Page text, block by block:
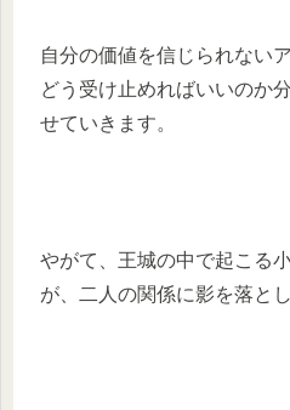
自分の価値を信じられない
どう受け止めればいいのか
せていきます。
やがて、王城の中で起こる
が、二人の関係に影を落と